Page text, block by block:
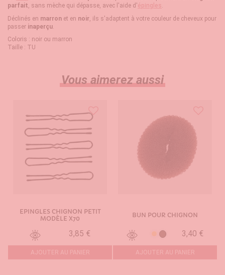
parfait, sans mèche qui dépasse, avec l'aide d'épingles.
Déclinés en marron et en noir , ils s'adaptent à votre couleur de cheveux pour
passer inaperçu
Coloris : noir ou marron
Taille : TU
Vous aimerez aussi
EPINGLES CHIGNON PETIT
MODÈLE X70
3,85 €
AJOUTER AU PANIER
BUN POUR CHIGNON
BlondBrun 3,40 €
AJOUTER AU PANIER